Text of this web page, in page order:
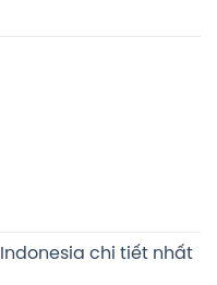
chi tiết nhất